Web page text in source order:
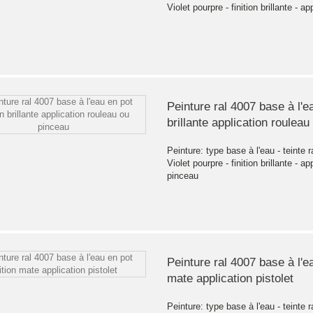
Violet pourpre - finition brillante -
Peinture ral 4007 base à
brillante application rouleau
Peinture: type base à l'eau - teinte
Violet pourpre - finition brillante -
pinceau
Peinture ral 4007 base à
mate application pistolet
Peinture: type base à l'eau - teinte